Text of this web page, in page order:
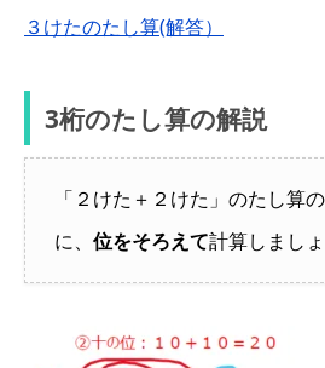
３けたのたし算(解答）
3桁のたし算の解説
「２けた＋２けた」のたし算
に、 位をそろえて計算しましょ